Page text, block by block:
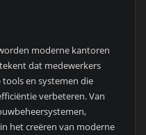
moderne kantoren
dat medewerkers
en systemen die
verbeteren. Van
het creëren van moderne